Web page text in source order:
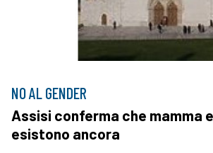
NO AL GENDER
Assisi conferma che mamma
esistono ancora